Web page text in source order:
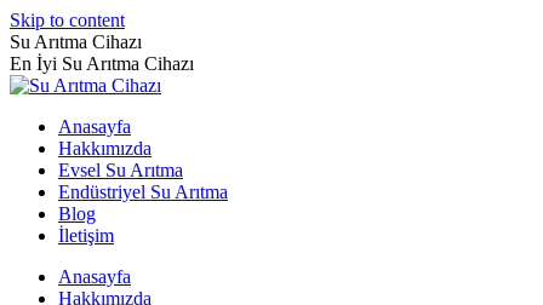
Skip to content
Su Arıtma Cihazı
En İyi Su Arıtma Cihazı
Anasayfa
Hakkımızda
Evsel Su Arıtma
Endüstriyel Su Arıtma
Blog
İletişim
Anasayfa
Hakkımızda